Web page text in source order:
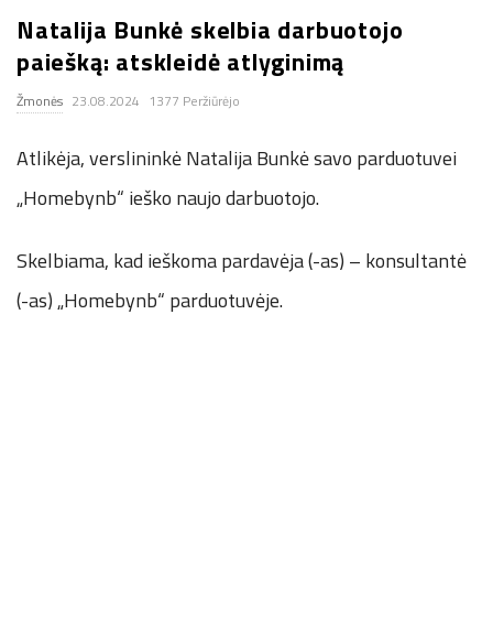
.
c
o
.
u
k
Natalija Bunkė skelbia darbuotojo
paiešką: atskleidė atlyginimą
Žmonės 23.08.2024 1377 Peržiūrėjo
Atlikėja, verslininkė Natalija Bunkė savo parduotuvei
„Homebynb“ ieško naujo darbuotojo.
Skelbiama, kad ieškoma pardavėja (-as) – konsultantė
(-as) „Homebynb“ parduotuvėje.